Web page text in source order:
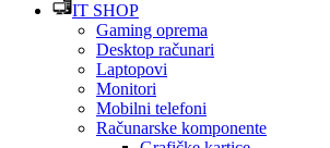
IT SHOP
Gaming oprema
Desktop računari
Laptopovi
Monitori
Mobilni telefoni
Računarske komponente